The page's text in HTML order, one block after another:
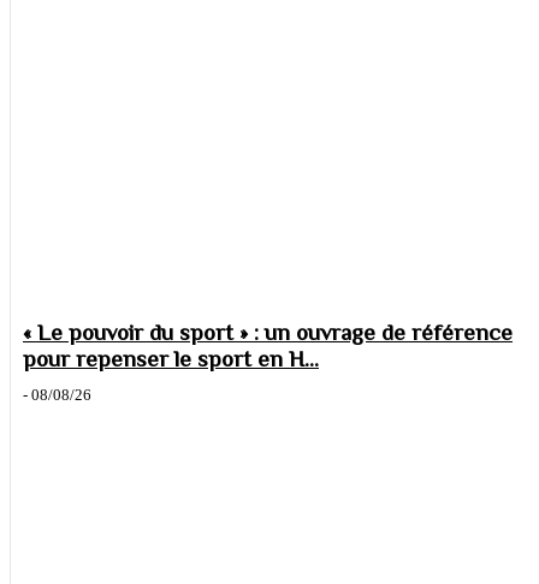
« Le pouvoir du sport » : un ouvrage de référence
pour repenser le sport en H...
- 08/08/26